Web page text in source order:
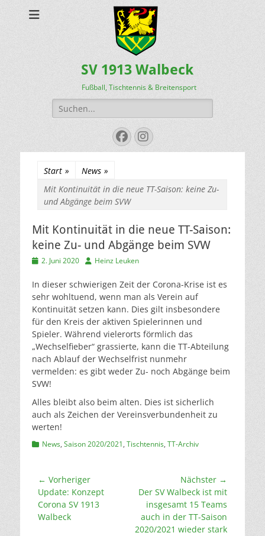
SV 1913 Walbeck
Fußball, Tischtennis & Breitensport
Suchen
nach:
Facebook
Instagram
Start » News »
Mit Kontinuität in die neue TT-Saison: keine Zu-
und Abgänge beim SVW
Mit Kontinuität in die neue TT-Saison:
keine Zu- und Abgänge beim SVW
Veröffentlicht
2. Juni 2020 AutorHeinz Leuken
In dieser schwierigen Zeit der Corona-Krise ist es
sehr wohltuend, wenn man als Verein auf
Kontinuität setzen kann. Dies gilt insbesondere
für den Kreis der aktiven Spielerinnen und
Spieler. Während vielerorts förmlich das
„Wechselfieber“ grassierte, kann die TT-Abteilung
nach Ablauf der Wechselfrist nunmehr
vermelden: es gibt weder Zu- noch Abgänge beim
SVW!
Alles bleibt also beim alten. Dies ist sicherlich
auch als Zeichen der Vereinsverbundenheit zu
werten!
Kategorien
News, Saison 2020/2021, Tischtennis, TT-Archiv
Beitragsnavigation
← Vorheriger
Vorheriger
Beitrag:
Update: Konzept
Corona SV 1913
Walbeck
Nächster →
Nächster
Beitrag:
Der SV Walbeck ist mit
insgesamt 15 Teams
auch in der TT-Saison
2020/2021 wieder stark